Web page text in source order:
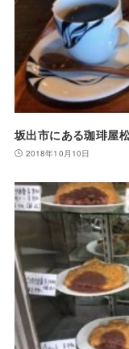
坂出市にある珈琲屋
2018年10月10日